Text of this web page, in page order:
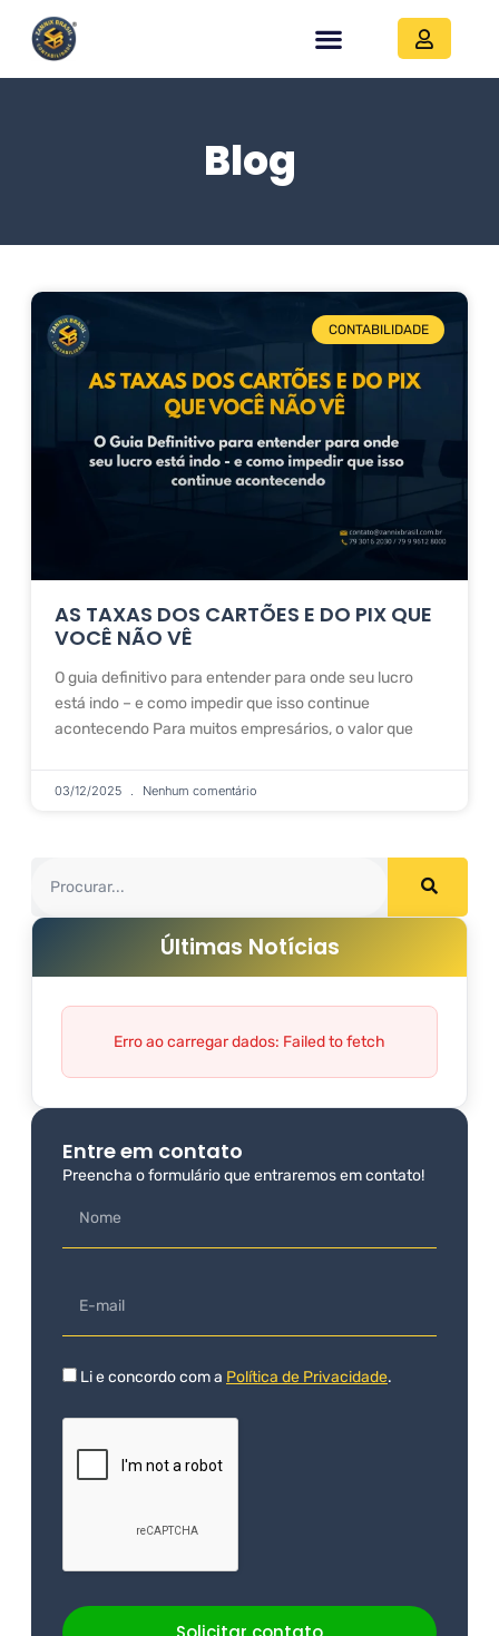
Blog
CONTABILIDADE
AS TAXAS DOS CARTÕES E DO PIX QUE
VOCÊ NÃO VÊ
O guia definitivo para entender para onde seu lucro
está indo – e como impedir que isso continue
acontecendo Para muitos empresários, o valor que
03/12/2025 Nenhum comentário
Últimas Notícias
Erro ao carregar dados: Failed to fetch
Entre em contato
Preencha o formulário que entraremos em contato!
Li e concordo com a Política de Privacidade.